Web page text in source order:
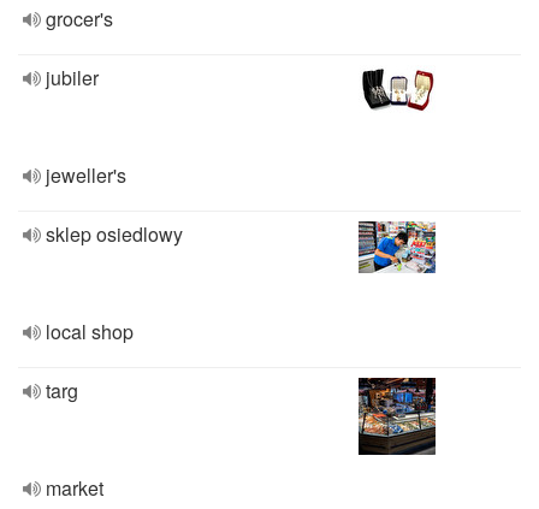
grocer's
jubiler
jeweller's
sklep osiedlowy
local shop
targ
market